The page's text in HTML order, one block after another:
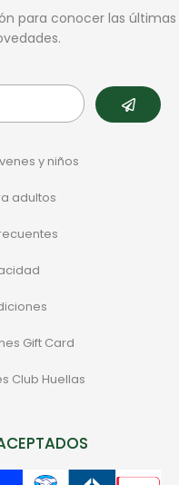
para conocer las últimas
y niños
adultos
Gift Card
Club Huellas